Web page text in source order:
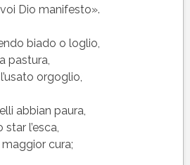
Dio manifesto».
biado o loglio,
pastura,
orgoglio,
abbian paura,
l’esca,
maggior cura;